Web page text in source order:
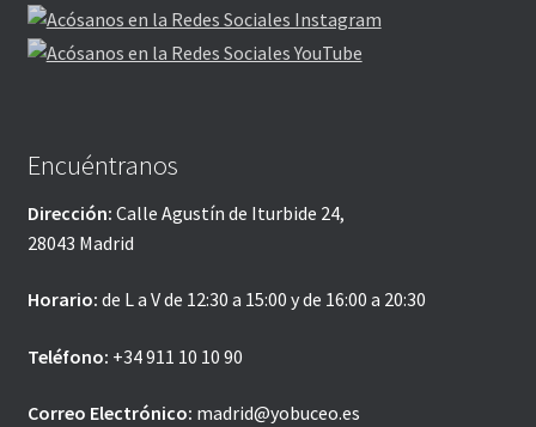
Encuéntranos
Dirección: Calle Agustín de Iturbide 24,
28043 Madrid
Horario: de L a V de 12:30 a 15:00 y de 16:00 a 20:30
Teléfono: +34 911 10 10 90
Correo Electrónico: madrid@yobuceo.es